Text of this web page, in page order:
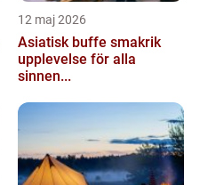
12 maj 2026
Asiatisk buffe smakrik
upplevelse för alla
sinnen...